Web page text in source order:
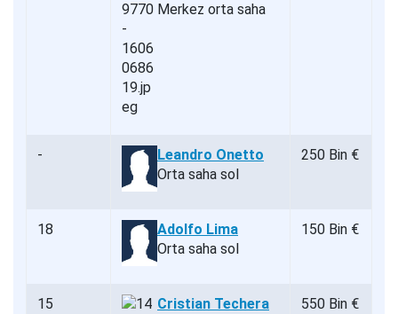
Merkez orta saha
-
Leandro Onetto
Orta saha sol
250 Bin €
18
Adolfo Lima
Orta saha sol
150 Bin €
15
Cristian Techera
550 Bin €